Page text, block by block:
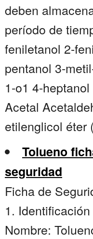
deben
período de
feniletanol 2-
pentanol 3-
1-o1 4-
Acetal
etilenglicol éter
Tolueno
seguridad
Ficha de
1.
Nombre: